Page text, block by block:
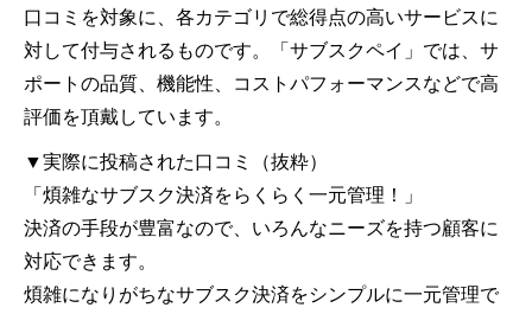
口コミを対象に、各カテゴリで総得点の高いサービスに
対して付与されるものです。「サブスクペイ」では、サ
ポートの品質、機能性、コストパフォーマンスなどで高
評価を頂戴しています。
▼実際に投稿された口コミ（抜粋）
「煩雑なサブスク決済をらくらく一元管理！」
決済の手段が豊富なので、いろんなニーズを持つ顧客に
対応できます。
煩雑になりがちなサブスク決済をシンプルに一元管理で